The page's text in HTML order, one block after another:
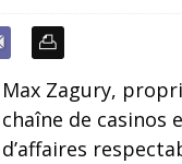
Max Zagury,
chaîne de casinos
d’affaires